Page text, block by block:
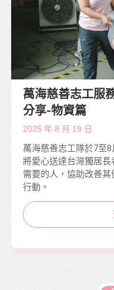
萬海慈善志工服
分享-物資篇
2025 年 8 月 19 日
萬海慈善志工隊於7至
將愛心送達台灣獨居
需要的人，協助改善
行動。